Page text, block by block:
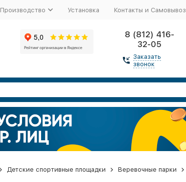
Производство Установка Контакты и Самовывоз
8 (812) 416-
32-05
Заказать
звонок
Детские спортивные площадки Веревочные парки